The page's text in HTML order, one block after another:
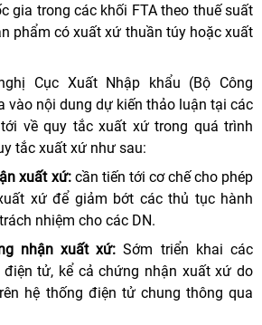
gia trong các khối FTA theo thuế suất
phẩm có xuất xứ thuần túy hoặc xuất
Cục Xuất Nhập khẩu (Bộ Công
vào nội dung dự kiến thảo luận tại các
về quy tắc xuất xứ trong quá trình
tắc xuất xứ như sau:
xuất xứ: cần tiến tới cơ chế cho phép
xứ để giảm bớt các thủ tục hành
nhiệm cho các DN.
nhận xuất xứ:Sớm triển khai các
tử, kể cả chứng nhận xuất xứ do
hệ thống điện tử chung thông qua